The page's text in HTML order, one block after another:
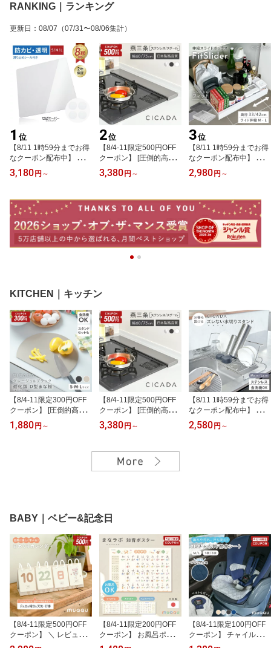
RANKING｜ランキング
更新日 ： 08/07 （07/31〜08/06集計）
1 位
【8/11 1時59分までお得
なクーポン配布中】 ＼
高品質 高コスパ ／ 冷蔵
庫 マット 冷蔵庫マット
透明 床暖房 キズ 凹み 防
止 下敷き ポリカーボネ
ート 洗濯機 SNSで大人
気 [S/M/L] [ゼロキーパー]
3,180円 ～
2位
【8/4-11限定500円OFF
クーポン】 [圧倒的高評
価] 日本製 高品質 [CICA
DA] 排気口カバー ih カバ
フラット IH対応 コンロ
スマート キッチン グリ
ル カバー 油はねガード
ガスコンロ スリム 排気
口カバーフラット [ステ
ンレス/スチール 60cm/7
3,380円 ～
3位
【8/11 1時59分までお得
なクーポン配布中】 ＼
プライスダウン ／ 伸縮
スライドボックス Fitslid
ド 収納 幅伸縮 引き出し
キッチン収納 シンク下
収納 キッチン 収納 隙間
ホワイト 調味料 流し台
下 洗面台下 洗面台下収
納 キッチン下収納 [CICA
2,980円 ～
KITCHEN｜キッチン
【8/4-11限定300円OFF
クーポン】 [圧倒的高評
価] まな板 かまぼこ型 丸
グレージュ 黒 半月 まな
1,880 円 ～
【8/4-11限定500円OFF
クーポン】 [圧倒的高評
価] 日本製 高品質 [CICA
DA] 排気口カバー ih カバ
フラット IH対応 コンロ
スマート キッチン グリ
ル カバー 油はねガード
5cm]
3,380 円 ～
【8/11 1時59分までお得
なクーポン配布中】 ＼
プライスダウン ／ 水切
りラック シンク上 伸縮
2,580 円 ～
BABY｜ベビー&記念日
【8/4-11限定500円OFF
クーポン】 ＼ レビュー
投稿で追加イベントカー
【8/4-11限定200円OFF
クーポン】 お風呂ポスタ
ー あいうえお表 知育ポ
【8/4-11限定100円OFF
クーポン】 チャイルドシ
ート 防水シート チャイ